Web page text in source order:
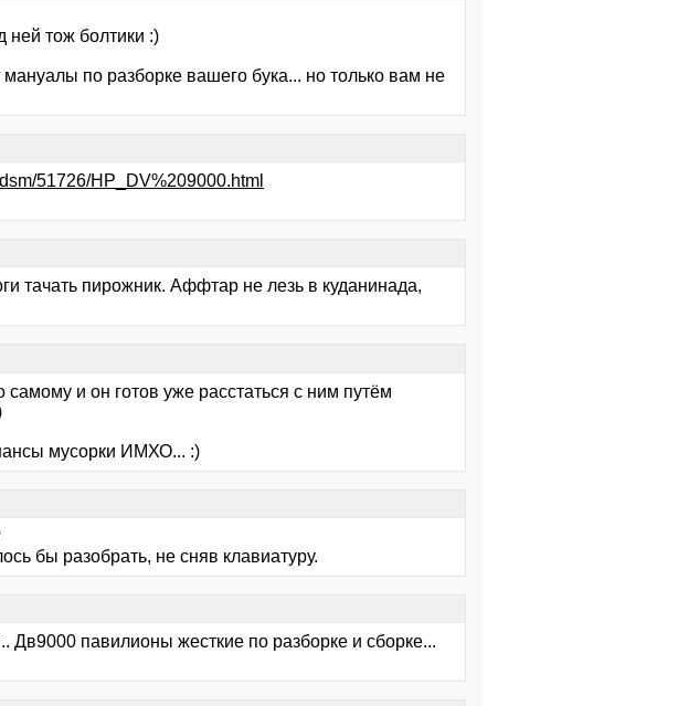
ней тож болтики :)
по разборке вашего бука... но только вам не
51726/HP_DV%209000.html
тачать пирожник. Аффтар не лезь в куданинада,
и он готов уже расстаться с ним путём
мусорки ИМХО... :)
бы разобрать, не сняв клавиатуру.
Дв9000 павилионы жесткие по разборке и сборке...